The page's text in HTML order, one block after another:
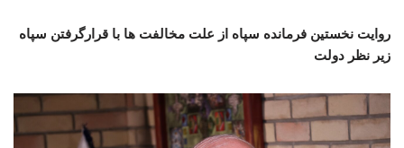
روایت نخستین فرمانده سپاه از علت مخالفت ها با قرارگرفتن سپاه
زیر نظر دولت